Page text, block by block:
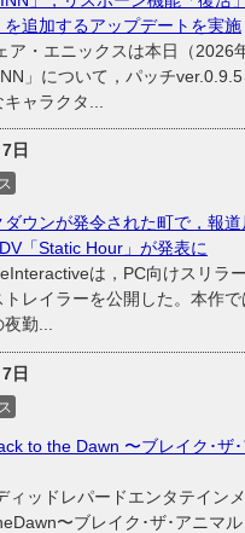
を追加するアップデートを実施
・エニックスは本日（2026
」について，パッチ
ャラクタ...
日
ダウンが発令された町で，報
「Static Hour」が発表に
は，PC向けスリラ
トレイラーを公開した。本作
夜勤...
日
to the Dawn 〜ブレイク･ザ
ッドレパードエンタテイン
〜ブレイク･ザ･アニマ